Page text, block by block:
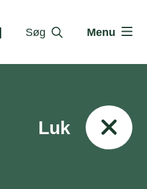
Søg Menu
Luk